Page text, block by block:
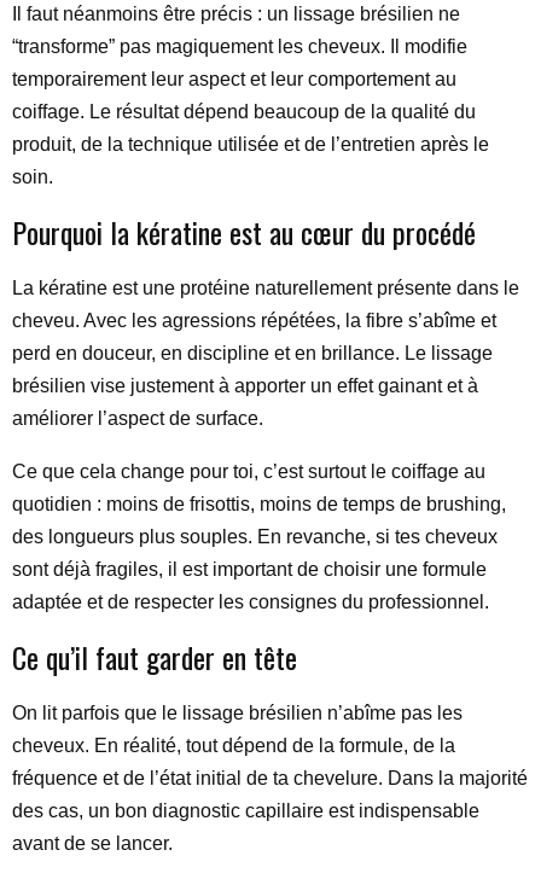
Il faut néanmoins être précis : un lissage brésilien ne
“transforme” pas magiquement les cheveux. Il modifie
temporairement leur aspect et leur comportement au
coiffage. Le résultat dépend beaucoup de la qualité du
produit, de la technique utilisée et de l’entretien après le
soin.
Pourquoi la kératine est au cœur du procédé
La kératine est une protéine naturellement présente dans le
cheveu. Avec les agressions répétées, la fibre s’abîme et
perd en douceur, en discipline et en brillance. Le lissage
brésilien vise justement à apporter un effet gainant et à
améliorer l’aspect de surface.
Ce que cela change pour toi, c’est surtout le coiffage au
quotidien : moins de frisottis, moins de temps de brushing,
des longueurs plus souples. En revanche, si tes cheveux
sont déjà fragiles, il est important de choisir une formule
adaptée et de respecter les consignes du professionnel.
Ce qu’il faut garder en tête
On lit parfois que le lissage brésilien n’abîme pas les
cheveux. En réalité, tout dépend de la formule, de la
fréquence et de l’état initial de ta chevelure. Dans la majorité
des cas, un bon diagnostic capillaire est indispensable
avant de se lancer.